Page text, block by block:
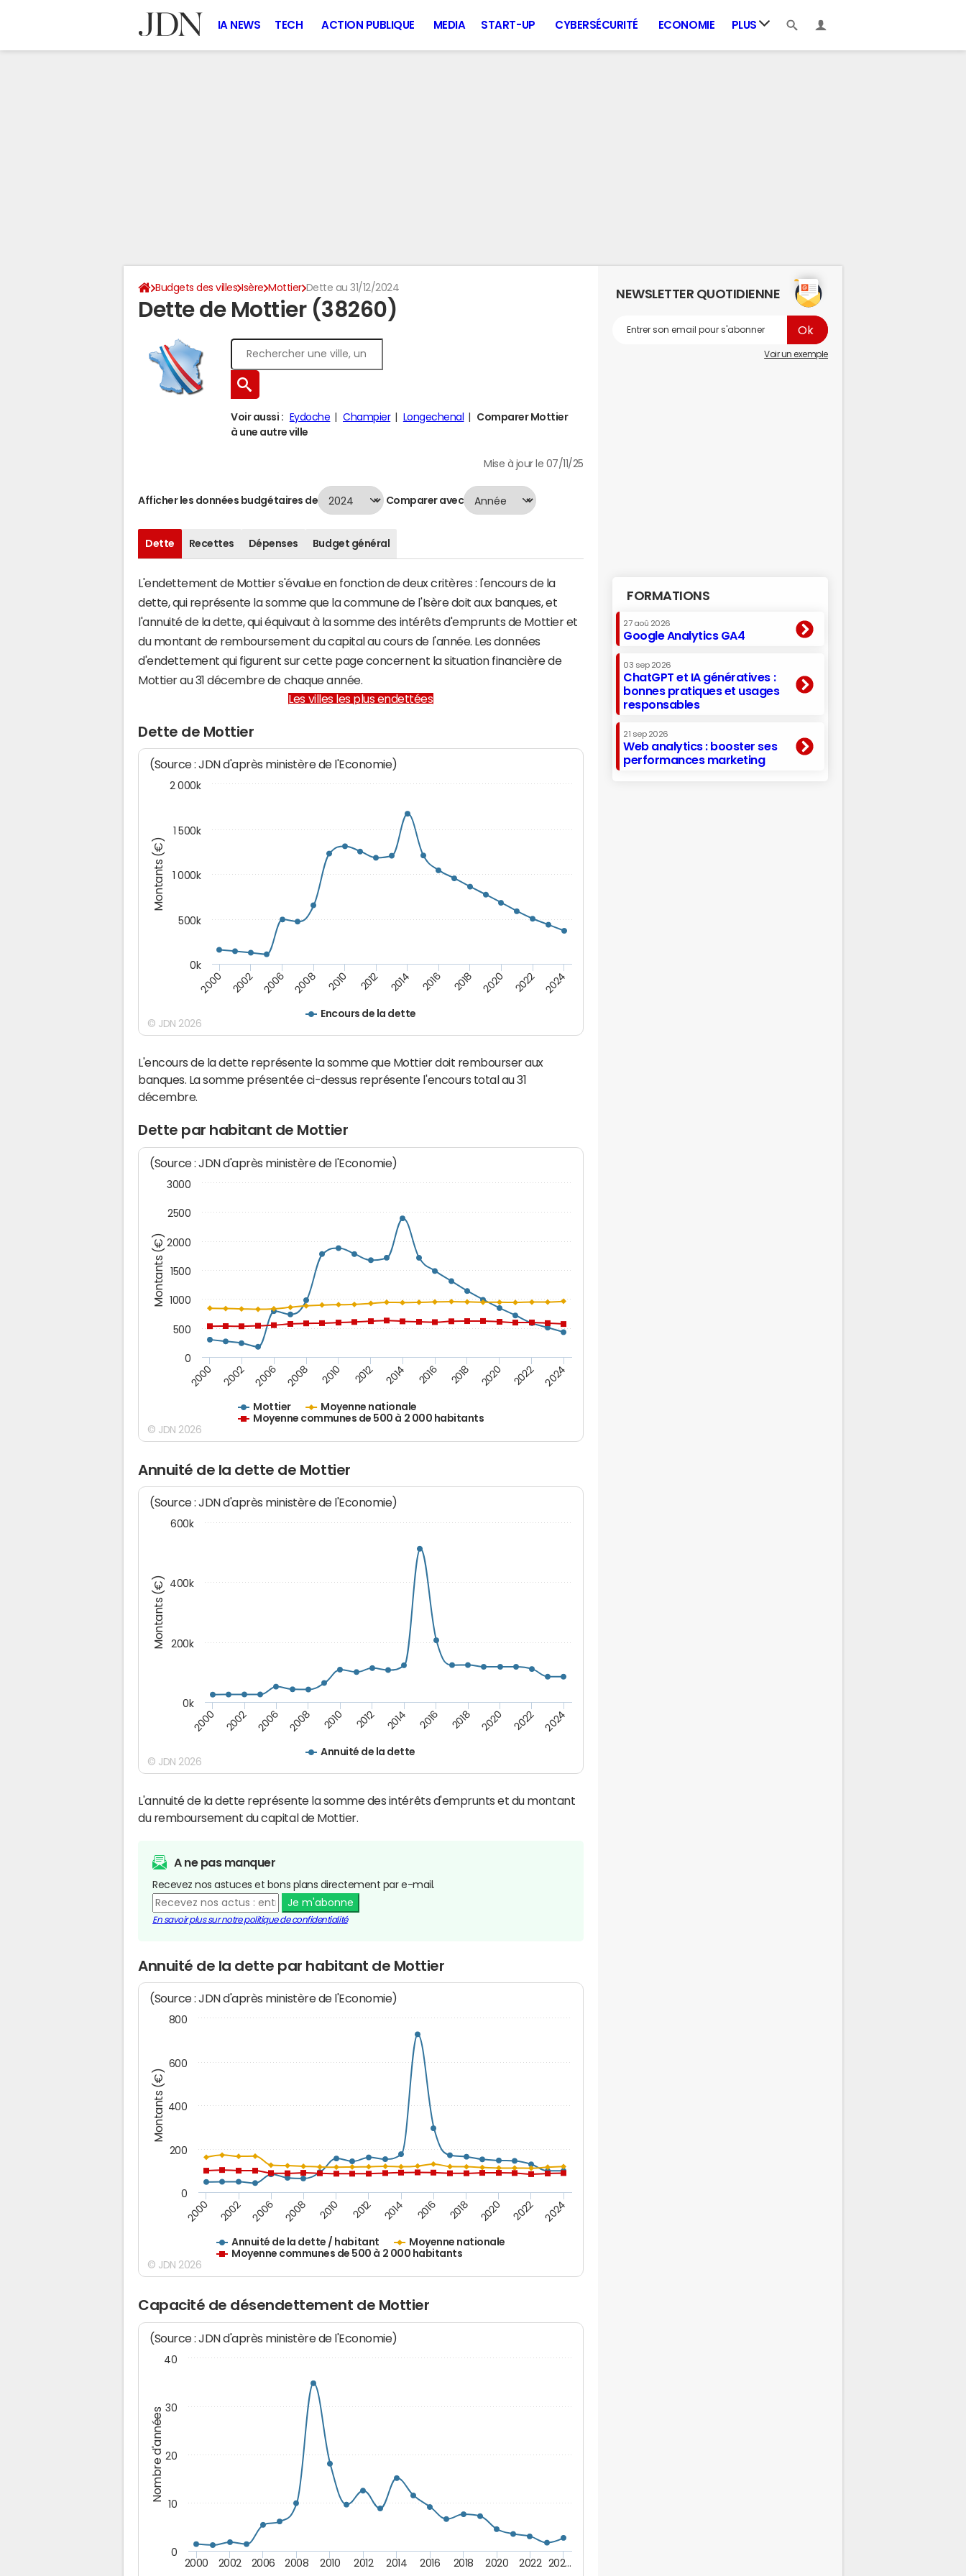
IA NEWS TECH ACTION PUBLIQUE MEDIA START-UP CYBERSÉCURITÉ ECONOMIE PLUS
Budgets des villes Isère Mottier Dette au 31/12/2024
Dette de Mottier (38260)
Voir aussi : Eydoche Champier Longechenal
Comparer Mottier
à une autre ville
Mise à jour le 07/11/25
Afficher les données budgétaires de Comparer avec
Dette Recettes Dépenses Budget général
L'endettement de Mottier s'évalue en fonction de deux critères : l'encours de la
dette, qui représente la somme que la commune de l'Isère doit aux banques, et
l'annuité de la dette, qui équivaut à la somme des intérêts d'emprunts de Mottier et
du montant de remboursement du capital au cours de l'année. Les données
d'endettement qui figurent sur cette page concernent la situation financière de
Mottier au 31 décembre de chaque année.
Les villes les plus endettées
Dette de Mottier
Montants (€)
(Source : JDN d'après ministère de l'Economie)
Encours de la dette
2000 2002 2006 2008 2010 2012 2014 2016 2018 2020 2022 2024
0k
500k
1 000k
1 500k
2 000k
© JDN 2026
L'encours de la dette représente la somme que Mottier doit rembourser aux
banques. La somme présentée ci-dessus représente l'encours total au 31
décembre.
Dette par habitant de Mottier
Montants (€)
(Source : JDN d'après ministère de l'Economie)
Mottier
Moyenne nationale
Moyenne communes de 500 à 2 000 habitants
2000 2002 2006 2008 2010 2012 2014 2016 2018 2020 2022 2024
0
500
1000
1500
2000
2500
3000
© JDN 2026
Annuité de la dette de Mottier
Montants (€)
(Source : JDN d'après ministère de l'Economie)
Annuité de la dette
2000 2002 2006 2008 2010 2012 2014 2016 2018 2020 2022 2024
0k
200k
400k
600k
© JDN 2026
L'annuité de la dette représente la somme des intérêts d'emprunts et du montant
du remboursement du capital de Mottier.
A ne pas manquer
Recevez nos astuces et bons plans directement par e-mail.
Je m'abonne
En savoir plus sur notre politique de confidentialité
Annuité de la dette par habitant de Mottier
Montants (€)
(Source : JDN d'après ministère de l'Economie)
Annuité de la dette / habitant
Moyenne nationale
Moyenne communes de 500 à 2 000 habitants
2000 2002 2006 2008 2010 2012 2014 2016 2018 2020 2022 2024
0
200
400
600
800
© JDN 2026
Capacité de désendettement de Mottier
Nombre d'années
(Source : JDN d'après ministère de l'Economie)
2000 2002 2006 2008 2010 2012 2014 2016 2018 2020 2022 202…
0
10
20
30
40
NEWSLETTER QUOTIDIENNE
Voir un exemple
FORMATIONS
27 aoû 2026
Google Analytics GA4
03 sep 2026
ChatGPT et IA génératives :
bonnes pratiques et usages
responsables
21 sep 2026
Web analytics : booster ses
performances marketing